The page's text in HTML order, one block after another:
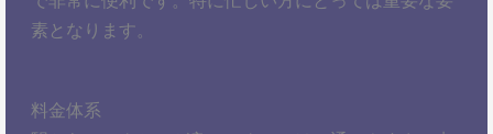
素となります。
料金体系